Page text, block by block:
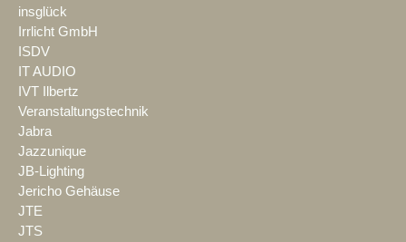
insglück
Irrlicht GmbH
ISDV
IT AUDIO
IVT Ilbertz
Veranstaltungstechnik
Jabra
Jazzunique
JB-Lighting
Jericho Gehäuse
JTE
JTS